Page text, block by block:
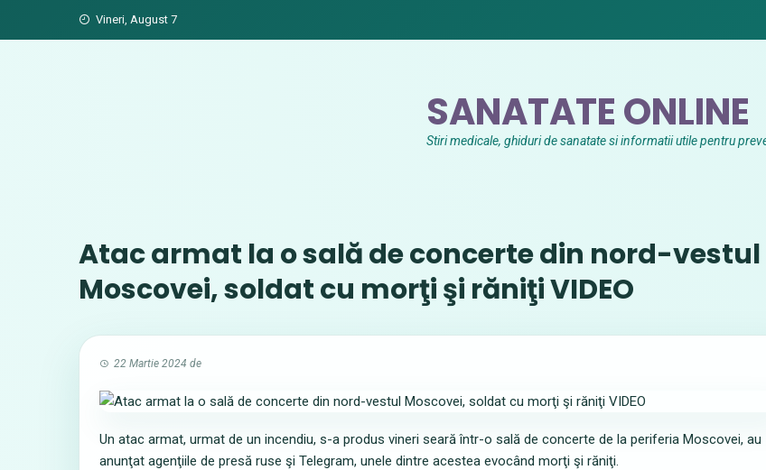
Vineri, August 7
SANATATE ONLINE
Stiri medicale, ghiduri de sanatate si informatii utile pentru
Atac armat la o sală de concerte din nord-vestul
Moscovei, soldat cu morţi şi răniţi VIDEO
22 Martie 2024 de
Un atac armat, urmat de un incendiu, s-a produs vineri seară într-o sală de concerte de la periferia Moscovei, au
anunţat agenţiile de presă ruse şi Telegram, unele dintre acestea evocând morţi şi răniţi.